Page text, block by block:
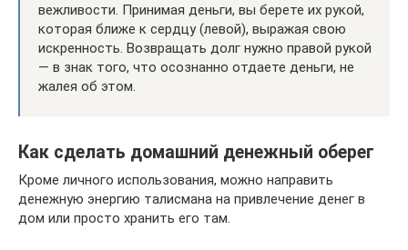
вежливости. Принимая деньги, вы берете их рукой,
которая ближе к сердцу (левой), выражая свою
искренность. Возвращать долг нужно правой рукой
— в знак того, что осознанно отдаете деньги, не
жалея об этом.
Как сделать домашний денежный оберег
Кроме личного использования, можно направить
денежную энергию талисмана на привлечение денег в
дом или просто хранить его там.